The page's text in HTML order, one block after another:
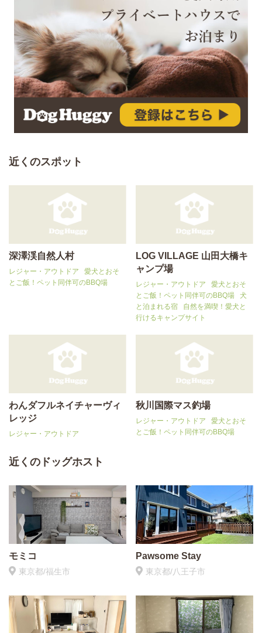
近くのスポット
深澤渓自然人村
レジャー・アウトドア
愛犬とおそ
とご飯！ペット同伴可のBBQ場
LOG VILLAGE 山田大橋キ
ャンプ場
レジャー・アウトドア
愛犬とおそ
とご飯！ペット同伴可のBBQ場
犬
と泊まれる宿
自然を満喫！愛犬と
行けるキャンプサイト
わんダフルネイチャーヴィ
レッジ
レジャー・アウトドア
秋川国際マス釣場
レジャー・アウトドア
愛犬とおそ
とご飯！ペット同伴可のBBQ場
近くのドッグホスト
モミコ
東京都/福生市
Pawsome Stay
東京都/八王子市